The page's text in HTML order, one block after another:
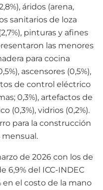
áridos (arena,
sanitarios de loza
pinturas y afines
las menores
para cocina
ascensores (0,5%),
de control eléctrico
0,3%), artefactos de
(0,3%), vidrios (0,2%).
para la construcción
mensual.
de 2026 con los de
6,9% del ICC-INDEC
el costo de la mano